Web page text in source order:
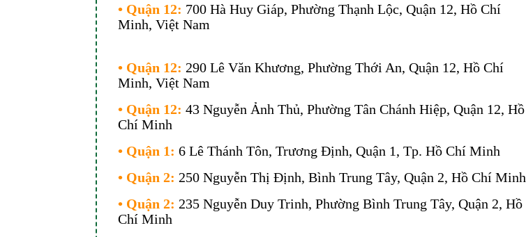
• Quận 12: 700 Hà Huy Giáp, Phường Thạnh Lộc, Quận 12, Hồ Chí
Minh, Việt Nam
• Quận 12: 290 Lê Văn Khương, Phường Thới An, Quận 12, Hồ Chí
Minh, Việt Nam
• Quận 12: 43 Nguyễn Ảnh Thủ, Phường Tân Chánh Hiệp, Quận 12, Hồ
Chí Minh
• Quận 1: 6 Lê Thánh Tôn, Trương Định, Quận 1, Tp. Hồ Chí Minh
• Quận 2: 250 Nguyễn Thị Định, Bình Trung Tây, Quận 2, Hồ Chí Minh
• Quận 2: 235 Nguyễn Duy Trinh, Phường Bình Trung Tây, Quận 2, Hồ
Chí Minh